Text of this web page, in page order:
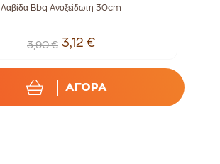
Λαβίδα Bbq Ανοξείδωτη 30cm
3,90 € 3,12 €
ΑΓΟΡΑ